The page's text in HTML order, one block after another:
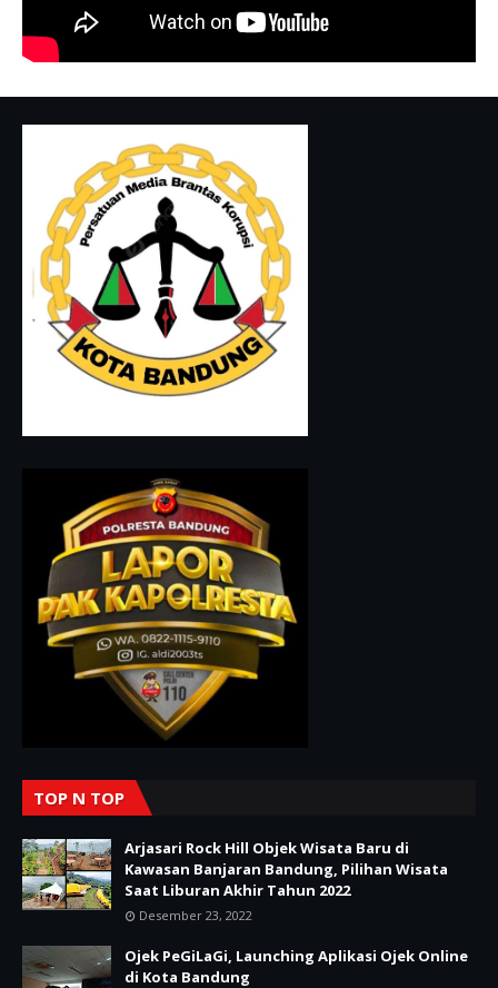
TOP N TOP
Arjasari Rock Hill Objek Wisata Baru di
Kawasan Banjaran Bandung, Pilihan Wisata
Saat Liburan Akhir Tahun 2022
Desember 23, 2022
Ojek PeGiLaGi, Launching Aplikasi Ojek Online
di Kota Bandung